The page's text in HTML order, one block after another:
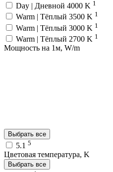
Day | Дневной 4000 K 1
Warm | Тёплый 3500 K 1
Warm | Тёплый 3000 K 1
Warm | Тёплый 2700 K 1
Мощность на 1м, W/m
Выбрать все
5.1 5
Цветовая температура, K
Выбрать все